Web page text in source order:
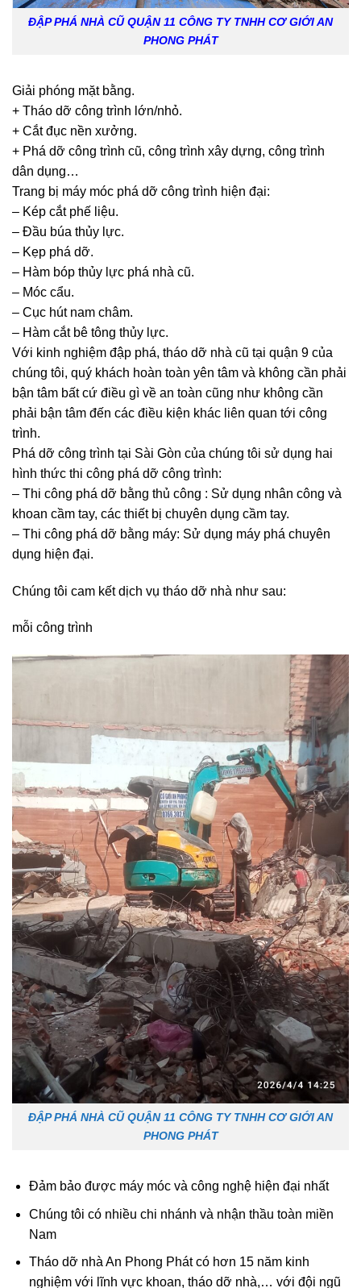
ĐẬP PHÁ NHÀ CŨ QUẬN 11 CÔNG TY TNHH CƠ GIỚI AN
Giải phóng mặt bằng.
+ Tháo dỡ công trình lớn/nhỏ.
+ Cắt đục nền xưởng.
+ Phá dỡ công trình cũ, công trình xây dựng, công trình
dân dụng…
Trang bị máy móc phá dỡ công trình hiện đại:
– Kép cắt phế liệu.
– Đầu búa thủy lực.
– Kẹp phá dỡ.
– Hàm bóp thủy lực phá nhà cũ.
– Móc cẩu.
– Cục hút nam châm.
– Hàm cắt bê tông thủy lực.
Với kinh nghiệm đập phá, tháo dỡ nhà cũ tại quận 9 của
chúng tôi, quý khách hoàn toàn yên tâm và không cần phải
bận tâm bất cứ điều gì về an toàn cũng như không cần
phải bận tâm đến các điều kiện khác liên quan tới công
trình.
Phá dỡ công trình tại Sài Gòn của chúng tôi sử dụng hai
hình thức thi công phá dỡ công trình:
– Thi công phá dỡ bằng thủ công : Sử dụng nhân công và
khoan cầm tay, các thiết bị chuyên dụng cầm tay.
– Thi công phá dỡ bằng máy: Sử dụng máy phá chuyên
dụng hiện đại.
Chúng tôi cam kết dịch vụ tháo dỡ nhà như sau:
ĐẬP PHÁ NHÀ CŨ QUẬN 11 CÔNG TY TNHH CƠ GIỚI AN
Đảm bảo được máy móc và công nghệ hiện đại nhất
Chúng tôi có nhiều chi nhánh và nhận thầu toàn miền
Tháo dỡ nhà An Phong Phát có hơn 15 năm kinh